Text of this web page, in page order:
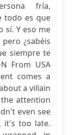
fría,
todo es que
sí. Y eso me
¿sabéis
siempre te
From USA
comes a
a villain
attention
even see
it's too late.